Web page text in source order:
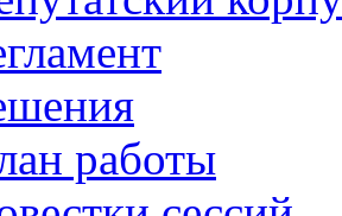
работы